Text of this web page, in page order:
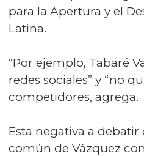
para la Apertura y el
Latina.
“Por ejemplo, Tabaré
redes sociales” y “no
competidores, agrega.
Esta negativa a
común de Vázquez